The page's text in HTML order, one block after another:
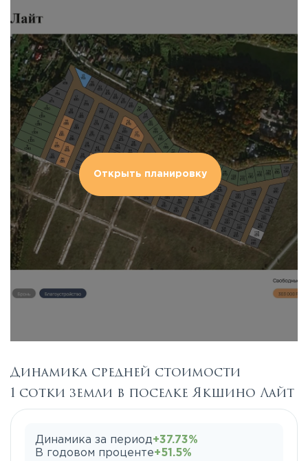
Открыть планировку
Динамика средней стоимости
1 сотки земли в поселке Якшино Лайт
Динамика за период+37.73%
В годовом проценте+51.5%